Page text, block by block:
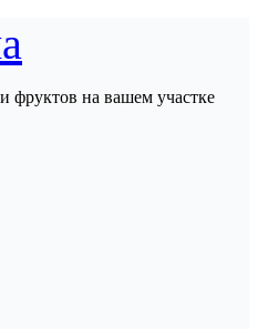
на вашем участке